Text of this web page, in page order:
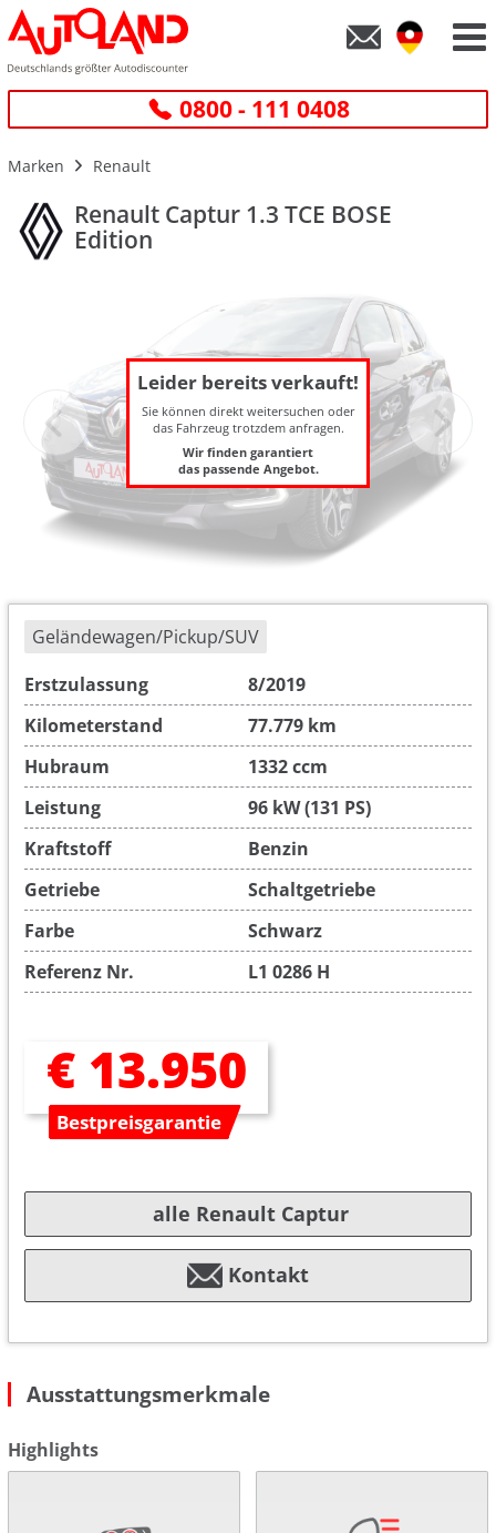
0800 - 111 0408
Marken Renault
Renault Captur 1.3 TCE BOSE
Edition
Leider bereits verkauft!
Sie können direkt weitersuchen oder
das Fahrzeug trotzdem anfragen.
Wir finden garantiert
das passende Angebot.
Geländewagen/Pickup/SUV
Erstzulassung
8/2019
Kilometerstand
77.779 km
Hubraum
1332 ccm
Leistung
96 kW (131 PS)
Kraftstoff
Benzin
Getriebe
Schaltgetriebe
Farbe
Schwarz
Referenz Nr.
L1 0286 H
€ 13.950
Bestpreisgarantie
alle Renault Captur
Kontakt
Ausstattungsmerkmale
Highlights